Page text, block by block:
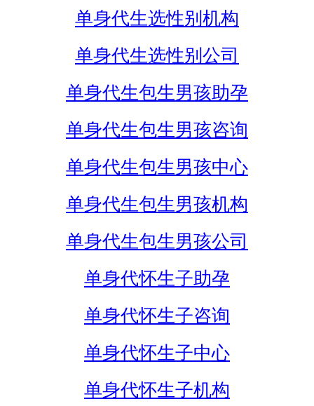
单身代生选性别机构
单身代生选性别公司
单身代生包生男孩助孕
单身代生包生男孩咨询
单身代生包生男孩中心
单身代生包生男孩机构
单身代生包生男孩公司
单身代怀生子助孕
单身代怀生子咨询
单身代怀生子中心
单身代怀生子机构